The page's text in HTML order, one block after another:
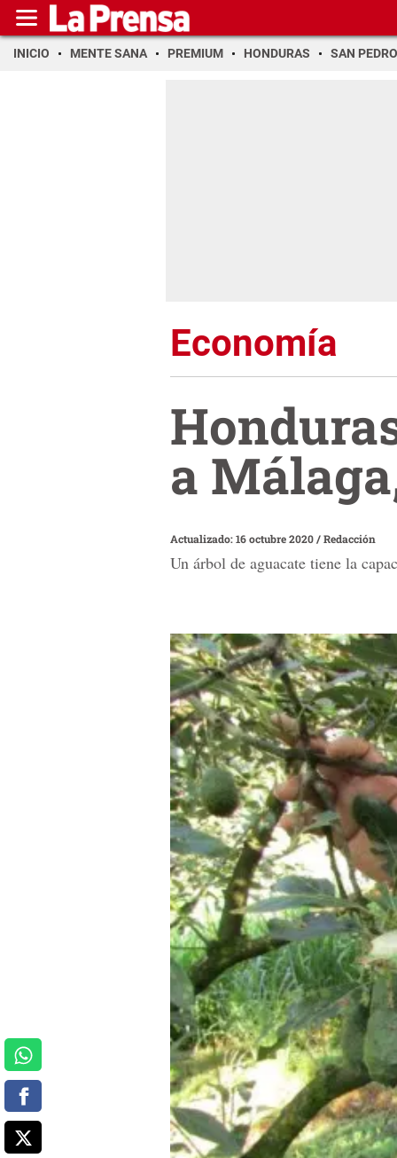
INICIO MENTE SANA PREMIUM HONDURAS SAN PEDRO
Economía
a
Actualizado: 16 octubre 2020/Redacción
Un árbol de aguacate tiene la